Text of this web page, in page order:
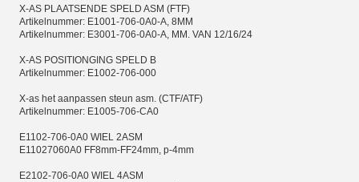
X-AS PLAATSENDE SPELD ASM (FTF)
Artikelnummer: E1001-706-0A0-A, 8MM
Artikelnummer: E3001-706-0A0-A, MM. VAN 12/16/24
X-AS POSITIONGING SPELD B
Artikelnummer: E1002-706-000
X-as het aanpassen steun asm. (CTF/ATF)
Artikelnummer: E1005-706-CA0
E1102-706-0A0 WIEL 2ASM
E11027060A0 FF8mm-FF24mm, p-4mm
E2102-706-0A0 WIEL 4ASM